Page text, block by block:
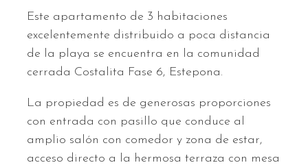
Este apartamento de 3 habitaciones
excelentemente distribuido a poca distancia
de la playa se encuentra en la comunidad
cerrada Costalita Fase 6, Estepona.
La propiedad es de generosas proporciones
con entrada con pasillo que conduce al
amplio salón con comedor y zona de estar,
acceso directo a la hermosa terraza con mesa